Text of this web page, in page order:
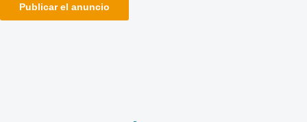
Publicar el anuncio